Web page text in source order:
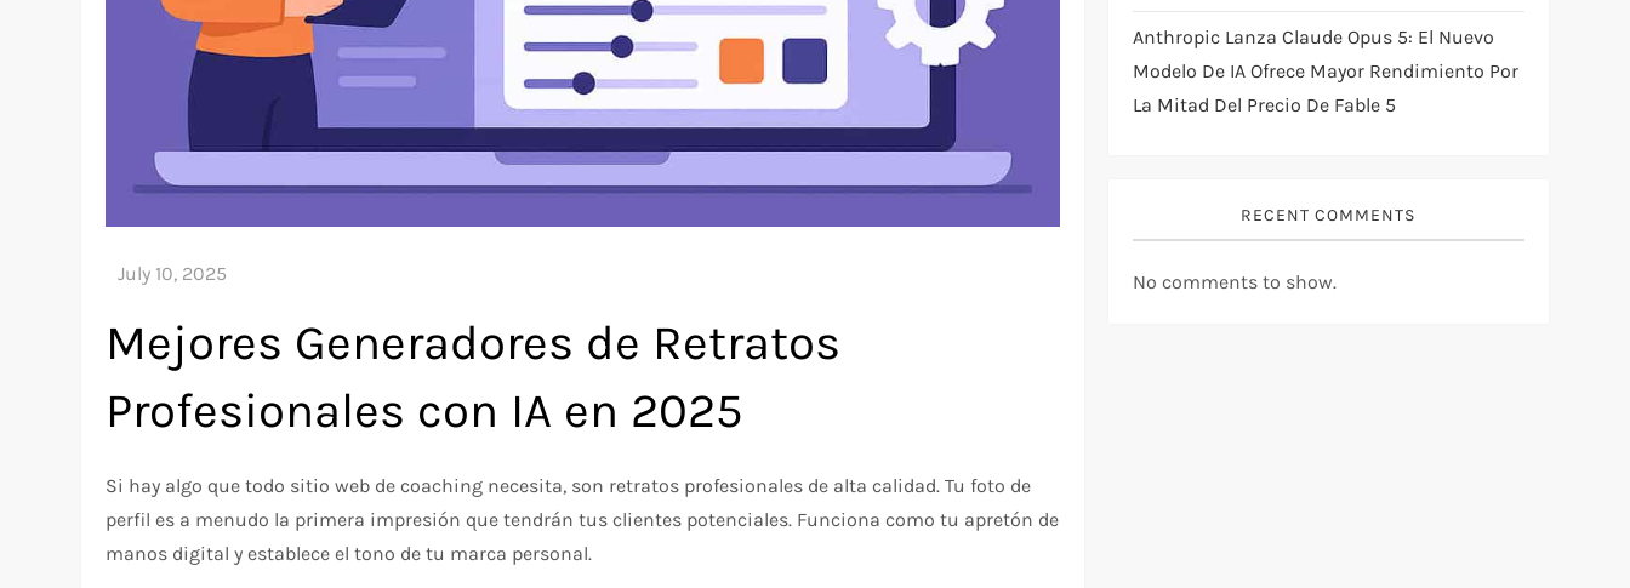
Mejores Generadores de Retratos
Profesionales con IA en 2025
Si hay algo que todo sitio web de coaching necesita, son retratos profesionales de alta calidad. Tu foto de
perfil es a menudo la primera impresión que tendrán tus clientes potenciales. Funciona como tu apretón de
manos digital y establece el tono de tu marca personal.
Anthropic Lanza Claude Opus 5: El Nuevo
Modelo De IA Ofrece Mayor Rendimiento Por
La Mitad Del Precio De Fable 5
RECENT COMMENTS
No comments to show.